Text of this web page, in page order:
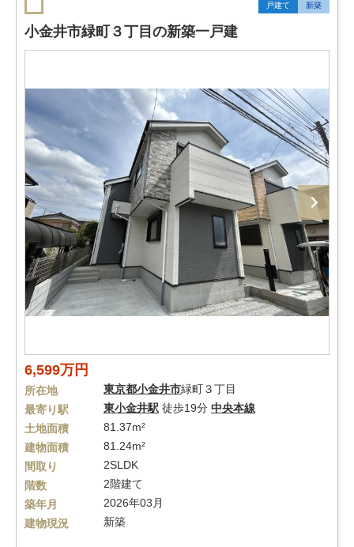
戸建て 新築
小金井市緑町３丁目の新築一戸建
6,599万円
所在地 東京都小金井市緑町３丁目
最寄り駅
東小金井駅 徒歩19分 中央本線
土地面積
81.37m²
建物面積
81.24m²
間取り
2SLDK
階数
2階建て
築年月
2026年03月
建物現況
新築